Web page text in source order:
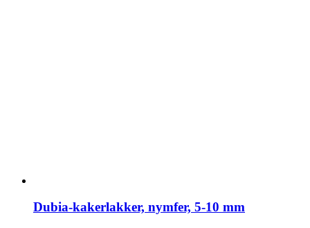
Dubia-kakerlakker, nymfer, 5-10 mm